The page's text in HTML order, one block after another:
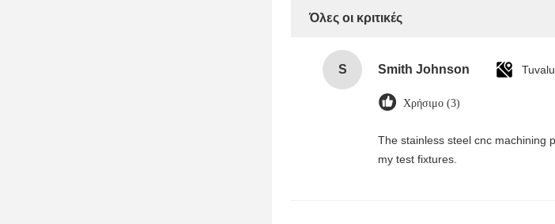
Όλες οι κριτικές
S Smith Johnson Tuvalu
Χρήσιμο (3)
The stainless steel cnc machining
my test fixtures.